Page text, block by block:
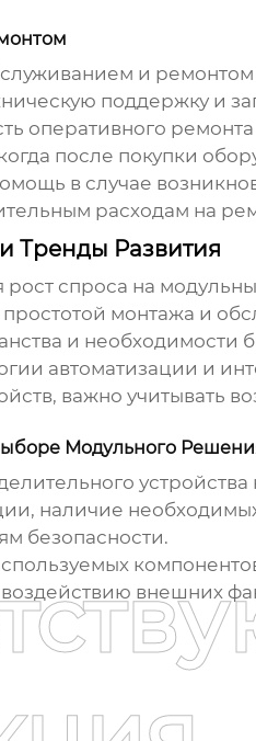
и ремонтом
поддержку и
оперативного
после покупки
в случае
расходам на
Тренды Развития
спроса на
монтажа и
и необходимости
автоматизации и
, важно учитывать
Модульного
наличие
безопасности.
внешних